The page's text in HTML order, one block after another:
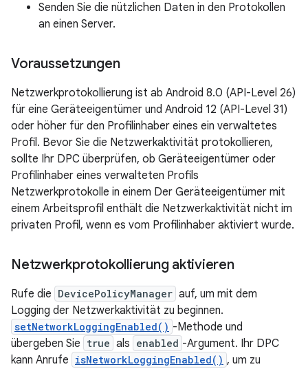
Senden Sie die nützlichen Daten in den Protokollen
an einen Server.
Voraussetzungen
Netzwerkprotokollierung ist ab Android 8.0 (API-Level 26)
für eine Geräteeigentümer und Android 12 (API-Level 31)
oder höher für den Profilinhaber eines ein verwaltetes
Profil. Bevor Sie die Netzwerkaktivität protokollieren,
sollte Ihr DPC überprüfen, ob Geräteeigentümer oder
Profilinhaber eines verwalteten Profils
Netzwerkprotokolle in einem Der Geräteeigentümer mit
einem Arbeitsprofil enthält die Netzwerkaktivität nicht im
privaten Profil, wenn es vom Profilinhaber aktiviert wurde.
Netzwerkprotokollierung aktivieren
Rufe die DevicePolicyManager auf, um mit dem
Logging der Netzwerkaktivität zu beginnen.
setNetworkLoggingEnabled() -Methode und
übergeben Sie true als enabled -Argument. Ihr DPC
kann Anrufe isNetworkLoggingEnabled() , um zu